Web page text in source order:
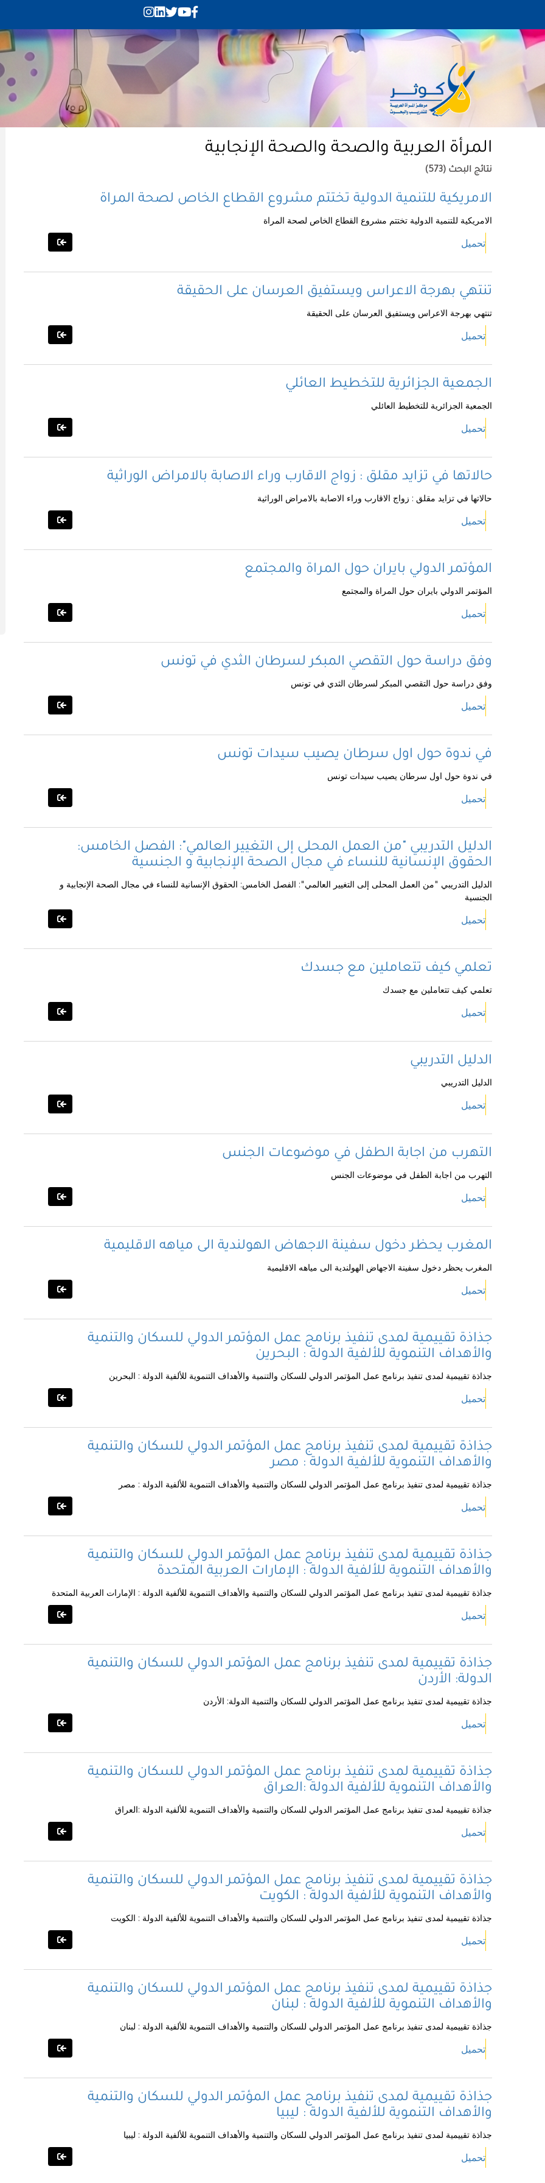
المرأة العربية والصحة والصحة الإنجابية
نتائج البحث (573)
الامريكية للتنمية الدولية تختتم مشروع القطاع الخاص لصحة المراة
الامريكية للتنمية الدولية تختتم مشروع القطاع الخاص لصحة المراة
تحميل
تنتهي بهرجة الاعراس ويستفيق العرسان على الحقيقة
تنتهي بهرجة الاعراس ويستفيق العرسان على الحقيقة
تحميل
الجمعية الجزائرية للتخطيط العائلي
الجمعية الجزائرية للتخطيط العائلي
تحميل
حالاتها في تزايد مقلق : زواج الاقارب وراء الاصابة بالامراض الوراثية
حالاتها في تزايد مقلق : زواج الاقارب وراء الاصابة بالامراض الوراثية
تحميل
المؤتمر الدولي بايران حول المراة والمجتمع
المؤتمر الدولي بايران حول المراة والمجتمع
تحميل
وفق دراسة حول التقصي المبكر لسرطان الثدي في تونس
وفق دراسة حول التقصي المبكر لسرطان الثدي في تونس
تحميل
في ندوة حول اول سرطان يصيب سيدات تونس
في ندوة حول اول سرطان يصيب سيدات تونس
تحميل
الدليل التدريبي "من العمل المحلى إلى التغيير العالمي": الفصل الخامس:
الحقوق الإنسانية للنساء في مجال الصحة الإنجابية و الجنسية
الدليل التدريبي "من العمل المحلى إلى التغيير العالمي": الفصل الخامس: الحقوق الإنسانية للنساء في مجال الصحة الإنجابية و
الجنسية
تحميل
تعلمي كيف تتعاملين مع جسدك
تعلمي كيف تتعاملين مع جسدك
تحميل
الدليل التدريبي
الدليل التدريبي
تحميل
التهرب من اجابة الطفل في موضوعات الجنس
التهرب من اجابة الطفل في موضوعات الجنس
تحميل
المغرب يحظر دخول سفينة الاجهاض الهولندية الى مياهه الاقليمية
المغرب يحظر دخول سفينة الاجهاض الهولندية الى مياهه الاقليمية
تحميل
جذاذة تقييمية لمدى تنفيذ برنامج عمل المؤتمر الدولي للسكان والتنمية
والأهداف التنموية للألفية الدولة : البحرين
جذاذة تقييمية لمدى تنفيذ برنامج عمل المؤتمر الدولي للسكان والتنمية والأهداف التنموية للألفية الدولة : البحرين
تحميل
جذاذة تقييمية لمدى تنفيذ برنامج عمل المؤتمر الدولي للسكان والتنمية
والأهداف التنموية للألفية الدولة : مصر
جذاذة تقييمية لمدى تنفيذ برنامج عمل المؤتمر الدولي للسكان والتنمية والأهداف التنموية للألفية الدولة : مصر
تحميل
جذاذة تقييمية لمدى تنفيذ برنامج عمل المؤتمر الدولي للسكان والتنمية
والأهداف التنموية للألفية الدولة : الإمارات العربية المتحدة
جذاذة تقييمية لمدى تنفيذ برنامج عمل المؤتمر الدولي للسكان والتنمية والأهداف التنموية للألفية الدولة : الإمارات العربية المتحدة
تحميل
جذاذة تقييمية لمدى تنفيذ برنامج عمل المؤتمر الدولي للسكان والتنمية
الدولة: الأردن
جذاذة تقييمية لمدى تنفيذ برنامج عمل المؤتمر الدولي للسكان والتنمية الدولة: الأردن
تحميل
جذاذة تقييمية لمدى تنفيذ برنامج عمل المؤتمر الدولي للسكان والتنمية
والأهداف التنموية للألفية الدولة :العراق
جذاذة تقييمية لمدى تنفيذ برنامج عمل المؤتمر الدولي للسكان والتنمية والأهداف التنموية للألفية الدولة :العراق
تحميل
جذاذة تقييمية لمدى تنفيذ برنامج عمل المؤتمر الدولي للسكان والتنمية
والأهداف التنموية للألفية الدولة : الكويت
جذاذة تقييمية لمدى تنفيذ برنامج عمل المؤتمر الدولي للسكان والتنمية والأهداف التنموية للألفية الدولة : الكويت
تحميل
جذاذة تقييمية لمدى تنفيذ برنامج عمل المؤتمر الدولي للسكان والتنمية
والأهداف التنموية للألفية الدولة : لبنان
جذاذة تقييمية لمدى تنفيذ برنامج عمل المؤتمر الدولي للسكان والتنمية والأهداف التنموية للألفية الدولة : لبنان
تحميل
جذاذة تقييمية لمدى تنفيذ برنامج عمل المؤتمر الدولي للسكان والتنمية
والأهداف التنموية للألفية الدولة : ليبيا
جذاذة تقييمية لمدى تنفيذ برنامج عمل المؤتمر الدولي للسكان والتنمية والأهداف التنموية للألفية الدولة : ليبيا
تحميل